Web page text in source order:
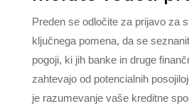
Preden se odločite za prijavo za
ključnega pomena, da se
pogoji, ki jih banke in druge
zahtevajo od potencialnih
je razumevanje vaše kreditne